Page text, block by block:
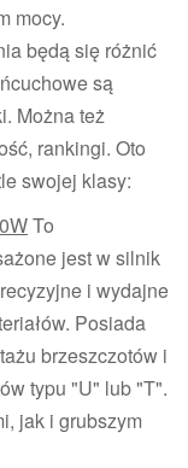
mocy.
będą się różnić
są
Można też
rankingi. Oto
swojej klasy:
To
jest w silnik
i wydajne
Posiada
brzeszczotów i
typu "U" lub "T".
jak i grubszym